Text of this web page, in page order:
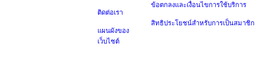
ติดต่อเรา
แผนผังของ
เว็บไซต์
ข้อตกลงและเงื่อนไขการใช้บริการ
สิทธิประโยชน์สำหรับการเป็นสมาชิก